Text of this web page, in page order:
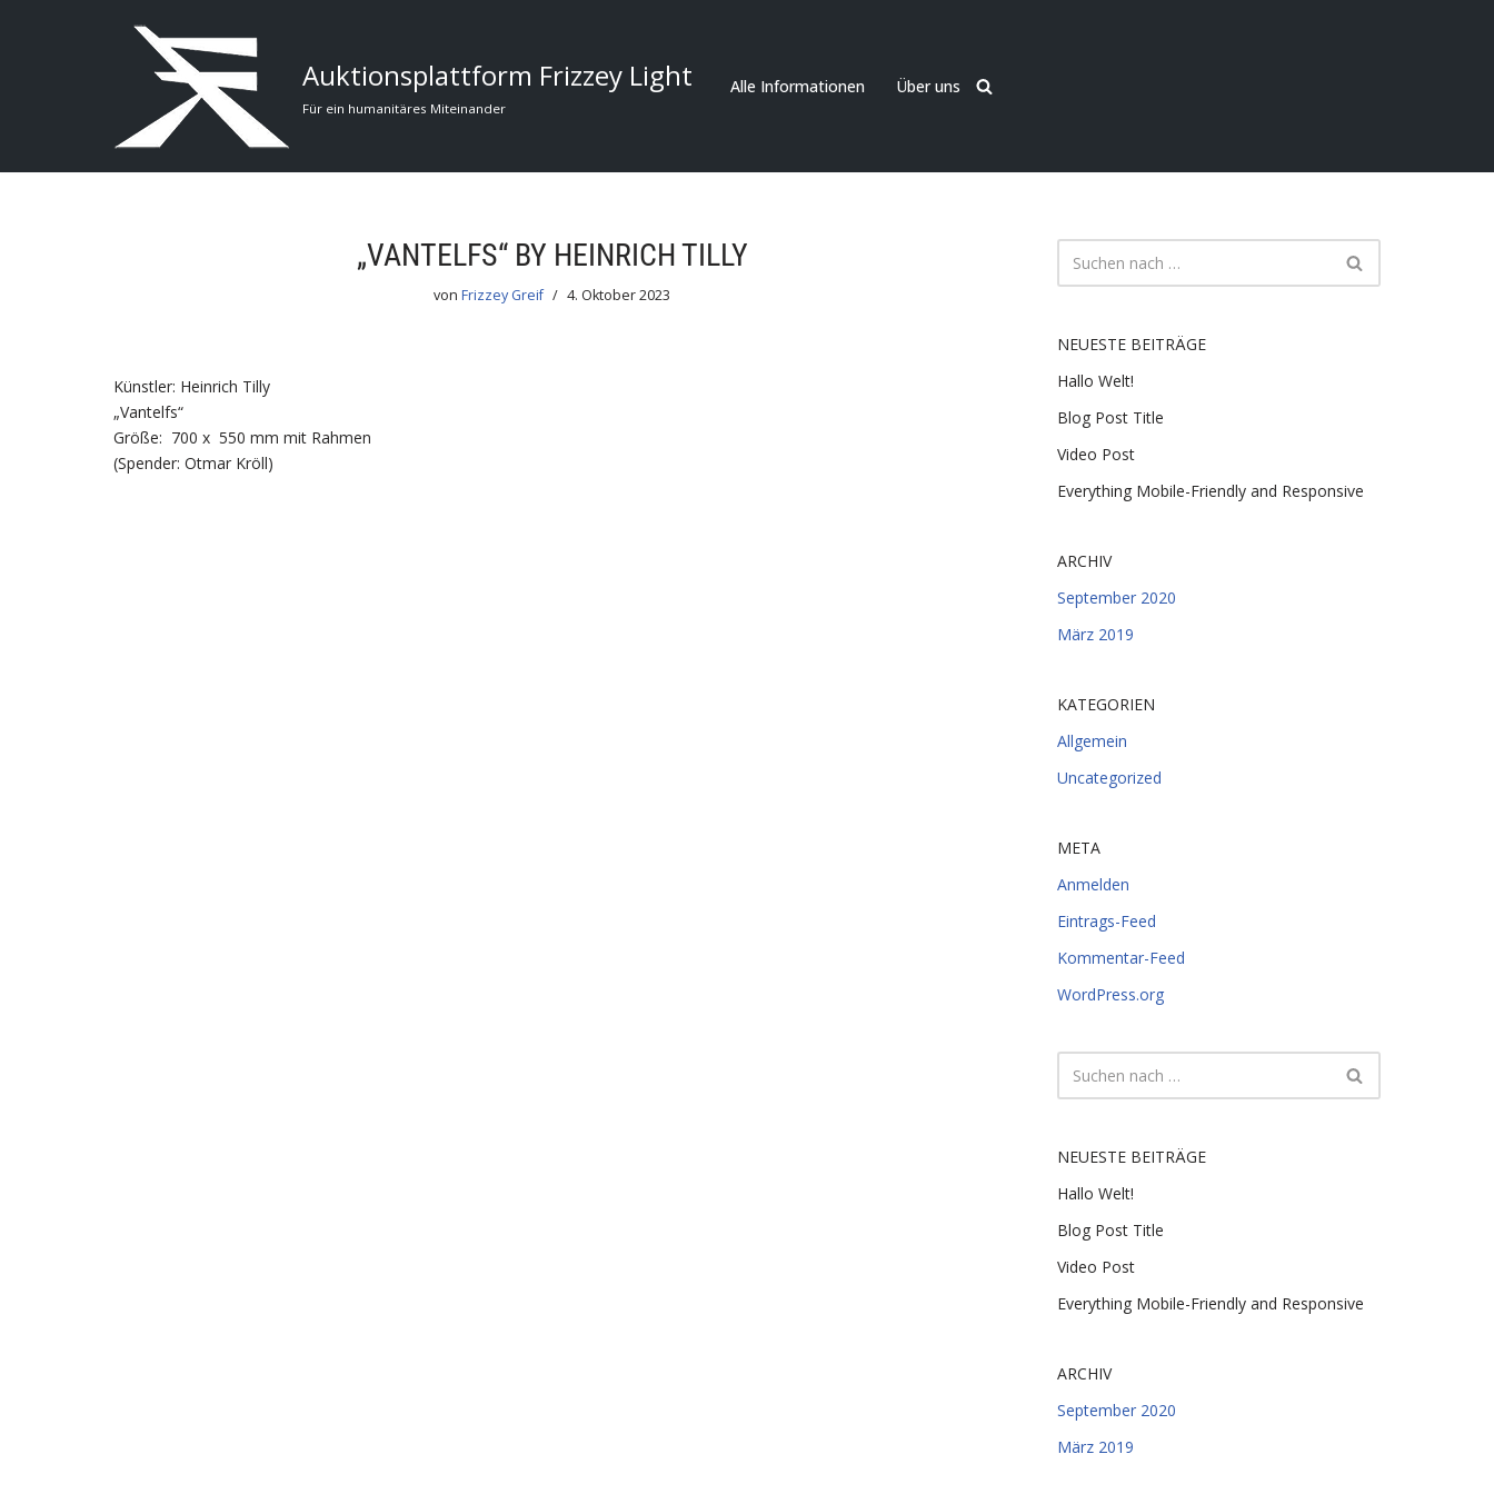
Auktionsplattform Frizzey Light
Für ein humanitäres Miteinander
Alle Informationen Über uns
„VANTELFS“ BY HEINRICH TILLY
von Frizzey Greif 4. Oktober 2023
Künstler: Heinrich Tilly
„Vantelfs“
Größe: 700 x 550 mm mit Rahmen
(Spender: Otmar Kröll)
NEUESTE BEITRÄGE
Hallo Welt!
Blog Post Title
Video Post
Everything Mobile-Friendly and Responsive
ARCHIV
September 2020
März 2019
KATEGORIEN
Allgemein
Uncategorized
META
Anmelden
Eintrags-Feed
Kommentar-Feed
WordPress.org
NEUESTE BEITRÄGE
Hallo Welt!
Blog Post Title
Video Post
Everything Mobile-Friendly and Responsive
ARCHIV
September 2020
März 2019